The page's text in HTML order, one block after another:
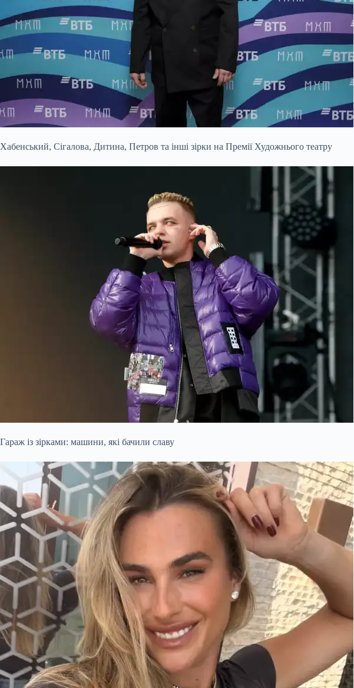
Хабенський, Сігалова, Дитина, Петров та інші зірки на Премії Художнього театру
Гараж із зірками: машини, які бачили славу